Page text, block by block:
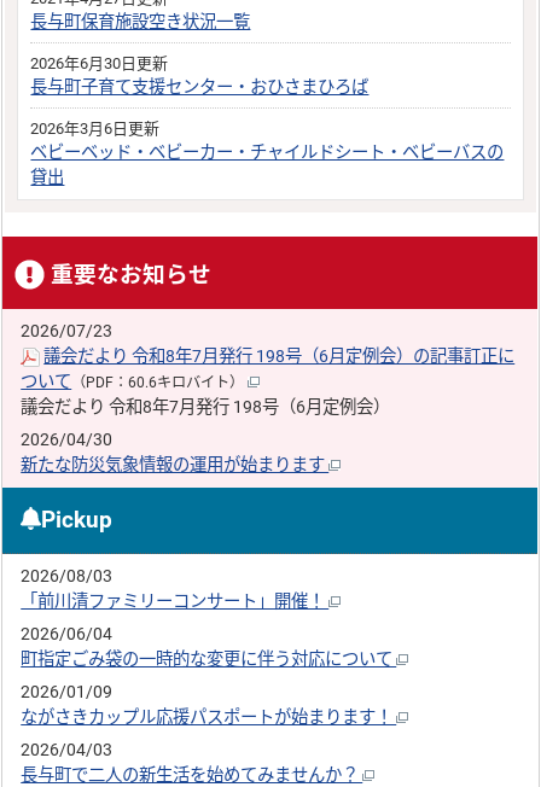
長与町保育施設空き状況一覧
2026年6月30日更新
長与町子育て支援センター・おひさまひろば
2026年3月6日更新
ベビーベッド・ベビーカー・チャイルドシート・ベビーバスの
貸出
重要なお知らせ
2026/07/23
議会だより 令和8年7月発行 198号（6月定例会）の記事訂正に
ついて （PDF：60.6キロバイト）
議会だより 令和8年7月発行 198号（6月定例会）
2026/04/30
新たな防災気象情報の運用が始まります
Pickup
2026/08/03
「前川清ファミリーコンサート」開催！
2026/06/04
町指定ごみ袋の一時的な変更に伴う対応について
2026/01/09
ながさきカップル応援パスポートが始まります！
2026/04/03
長与町で二人の新生活を始めてみませんか？